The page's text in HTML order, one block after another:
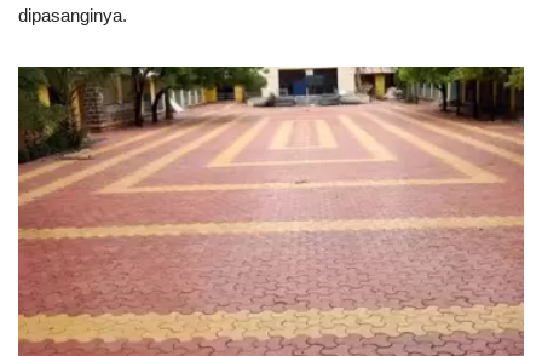
dipasanginya.